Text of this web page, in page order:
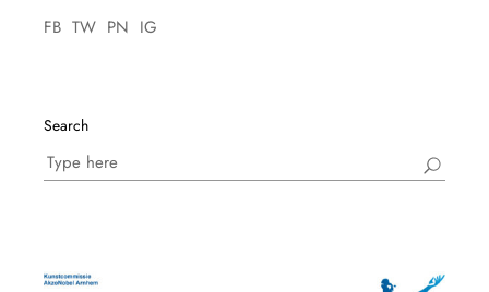
FB TW PN IG
Search
Search
for: